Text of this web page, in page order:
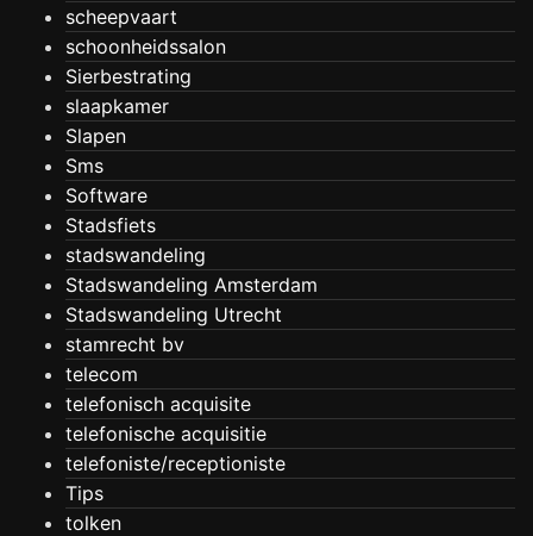
scheepvaart
schoonheidssalon
Sierbestrating
slaapkamer
Slapen
Sms
Software
Stadsfiets
stadswandeling
Stadswandeling Amsterdam
Stadswandeling Utrecht
stamrecht bv
telecom
telefonisch acquisite
telefonische acquisitie
telefoniste/receptioniste
Tips
tolken